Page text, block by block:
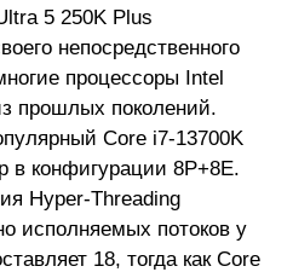
5 250K Plus
непосредственного
процессоры Intel
прошлых поколений.
Core i7-13700K
в конфигурации 8P+8E.
Hyper-Threading
исполняемых потоков у
18, тогда как Core